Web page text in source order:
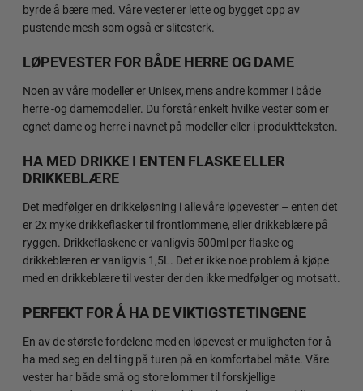
byrde å bære med. Våre vester er lette og bygget opp av
pustende mesh som også er slitesterk.
LØPEVESTER FOR BÅDE HERRE OG DAME
Noen av våre modeller er Unisex, mens andre kommer i både
herre -og damemodeller. Du forstår enkelt hvilke vester som er
egnet dame og herre i navnet på modeller eller i produktteksten.
HA MED DRIKKE I ENTEN FLASKE ELLER
DRIKKEBLÆRE
Det medfølger en drikkeløsning i alle våre løpevester – enten det
er 2x myke drikkeflasker til frontlommene, eller drikkeblære på
ryggen. Drikkeflaskene er vanligvis 500ml per flaske og
drikkeblæren er vanligvis 1,5L. Det er ikke noe problem å kjøpe
med en drikkeblære til vester der den ikke medfølger og motsatt.
PERFEKT FOR Å HA DE VIKTIGSTE TINGENE
En av de største fordelene med en løpevest er muligheten for å
ha med seg en del ting på turen på en komfortabel måte. Våre
vester har både små og store lommer til forskjellige